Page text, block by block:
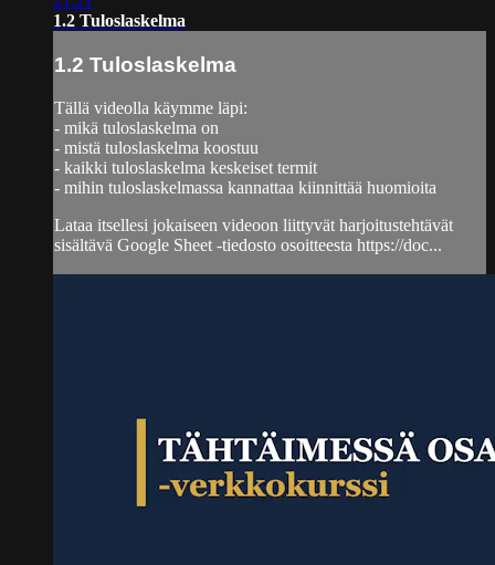
1.2 Tuloslaskelma
1.2 Tuloslaskelma
Tällä videolla käymme läpi:
- mikä tuloslaskelma on
- mistä tuloslaskelma koostuu
- kaikki tuloslaskelma keskeiset termit
- mihin tuloslaskelmassa kannattaa kiinnittää huomioita
Lataa itsellesi jokaiseen videoon liittyvät harjoitustehtävät
sisältävä Google Sheet -tiedosto osoitteesta https://doc...